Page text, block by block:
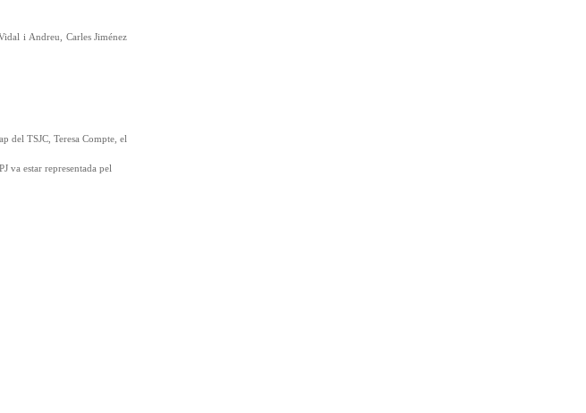
i Andreu, Carles Jiménez
del TSJC, Teresa Compte, el
va estar representada pel